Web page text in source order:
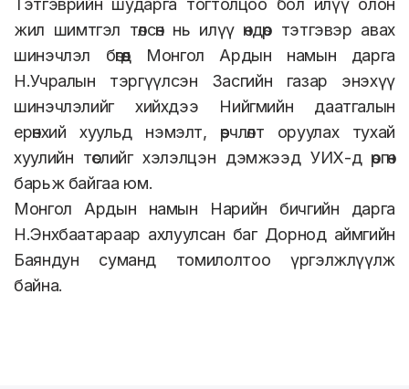
Тэтгэврийн шударга тогтолцоо бол илүү олон
жил шимтгэл төлсөн нь илүү өндөр тэтгэвэр авах
шинэчлэл бөгөөд Монгол Ардын намын дарга
Н.Учралын тэргүүлсэн Засгийн газар энэхүү
шинэчлэлийг хийхдээ Нийгмийн даатгалын
ерөнхий хуульд нэмэлт, өөрчлөлт оруулах тухай
хуулийн төслийг хэлэлцэн дэмжээд УИХ-д өргөн
барьж байгаа юм.
Монгол Ардын намын Нарийн бичгийн дарга
Н.Энхбаатараар ахлуулсан баг Дорнод аймгийн
Баяндун суманд томилолтоо үргэлжлүүлж
байна.